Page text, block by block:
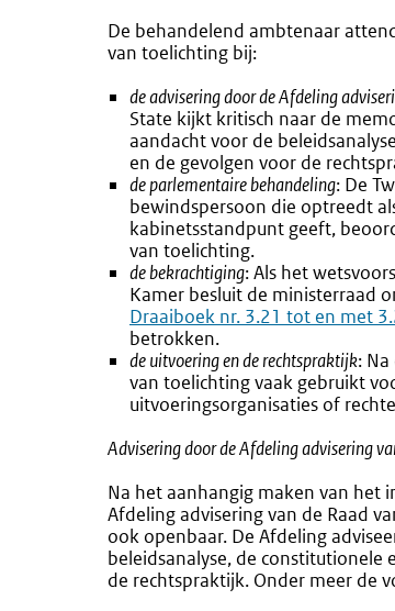
De behandelend ambtenaar
van toelichting bij:
de advisering door de Afdeling
State kijkt kritisch naar de
aandacht voor de
en de gevolgen voor de
de parlementaire behandeling: De
bewindspersoon die optreedt
kabinetsstandpunt geeft,
van toelichting.
de bekrachtiging: Als het
Kamer besluit de ministerraad
Draaiboek nr. 3.21 tot en met
betrokken.
de uitvoering en de rechtspraktijk:
van toelichting vaak gebruikt
uitvoeringsorganisaties of
Advisering door de Afdeling advisering
Na het aanhangig maken van het
Afdeling advisering van de Raad
ook openbaar. De Afdeling
beleidsanalyse, de constitutionele
de rechtspraktijk. Onder meer de